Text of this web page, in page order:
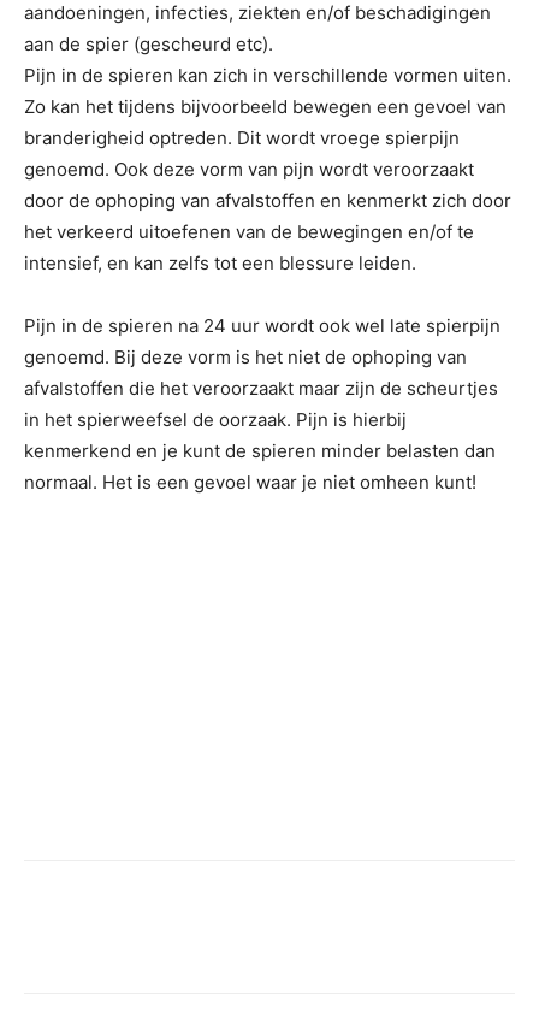
aandoeningen, infecties, ziekten en/of beschadigingen
aan de spier (gescheurd etc).
Pijn in de spieren kan zich in verschillende vormen uiten.
Zo kan het tijdens bijvoorbeeld bewegen een gevoel van
branderigheid optreden. Dit wordt vroege spierpijn
genoemd. Ook deze vorm van pijn wordt veroorzaakt
door de ophoping van afvalstoffen en kenmerkt zich door
het verkeerd uitoefenen van de bewegingen en/of te
intensief, en kan zelfs tot een blessure leiden.
Pijn in de spieren na 24 uur wordt ook wel late spierpijn
genoemd. Bij deze vorm is het niet de ophoping van
afvalstoffen die het veroorzaakt maar zijn de scheurtjes
in het spierweefsel de oorzaak. Pijn is hierbij
kenmerkend en je kunt de spieren minder belasten dan
normaal. Het is een gevoel waar je niet omheen kunt!